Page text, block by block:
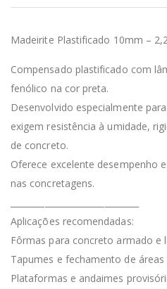
Madeirite Plastificado 10mm –
Compensado plastificado com
fenólico na cor preta.
Desenvolvido especialmente
exigem resistência à umidade,
de concreto.
Oferece excelente desempenho
nas concretagens.
Aplicações recomendadas:
Fôrmas para concreto armado e
Tapumes e fechamento de áreas
Plataformas e andaimes